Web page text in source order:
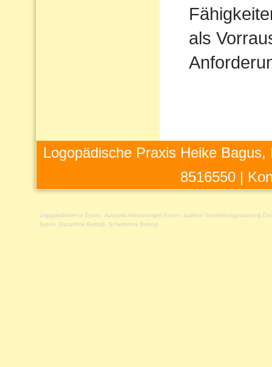
als
Logopädische Praxis Heike
8516550 |
Logopaedinnen in Essen , Aussprachestoerungen Essen , auditive Verarbeitungsstoerung
Essen , Dysarthrie Bottrop, Schetismus Bottrop